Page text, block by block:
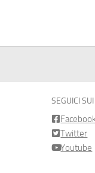
SEGUICI
Twitter
Youtube